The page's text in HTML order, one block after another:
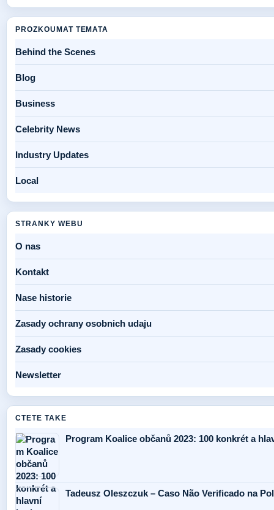
PROZKOUMAT TEMATA
Behind the Scenes
Blog
Business
Celebrity News
Industry Updates
Local
STRANKY WEBU
O nas
Kontakt
Nase historie
Zasady ochrany osobnich udaju
Zasady cookies
Newsletter
CTETE TAKE
Program Koalice občanů 2023: 100 konkrét a
Tadeusz Oleszczuk – Caso Não Verificado na